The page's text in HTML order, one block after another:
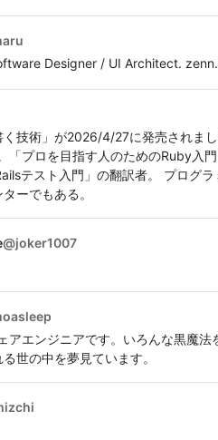
Designer / UI Architect.
く技術」が2026/4/27に発売されま
「プロを目指す人のためのRuby入
テスト入門」の翻訳者。 プログ
ーでもある。
@joker1007
アエンジニアです。いろんな黒魔法
世の中を夢見ています。